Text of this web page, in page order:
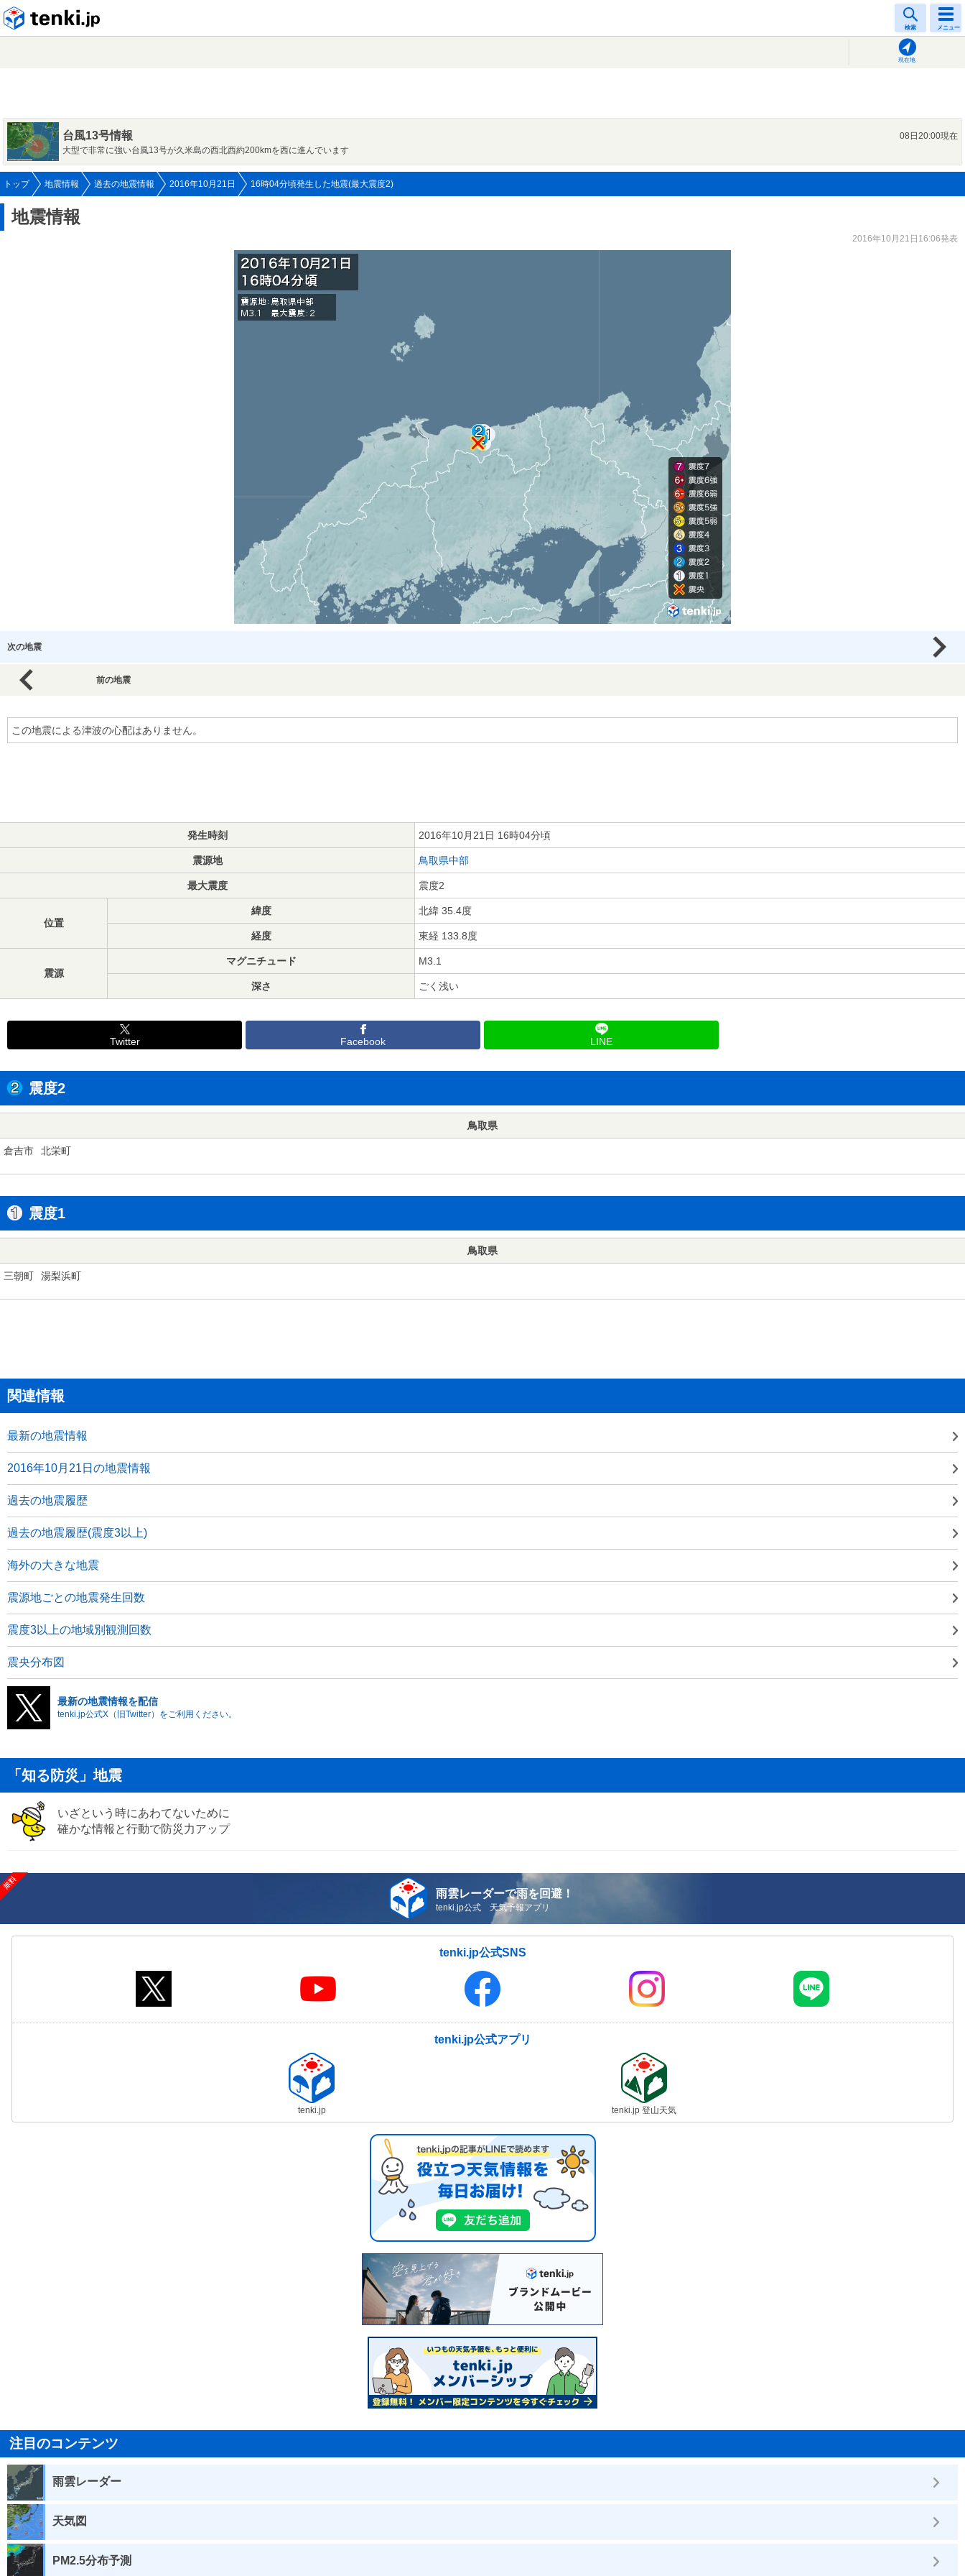
検索 メニュー
現在地
台風13号情報
08日20:00現在
大型で非常に強い台風13号が久米島の西北西約200kmを西に進んでいます
トップ 地震情報 過去の地震情報 2016年10月21日 16時04分頃発生した地震(最大震度2)
地震情報
2016年10月21日16:06発表
次の地震
前の地震
この地震による津波の心配はありません。
発生時刻 2016年10月21日 16時04分頃
震源地 鳥取県中部
最大震度 震度2
位置
緯度 北緯 35.4度
経度 東経 133.8度
震源
マグニチュード M3.1
深さ ごく浅い
Twitter Facebook LINE
震度2
鳥取県
倉吉市 北栄町
震度1
鳥取県
三朝町 湯梨浜町
関連情報
最新の地震情報
2016年10月21日の地震情報
過去の地震履歴
過去の地震履歴(震度3以上)
海外の大きな地震
震源地ごとの地震発生回数
震度3以上の地域別観測回数
震央分布図
最新の地震情報を配信
tenki.jp公式X（旧Twitter）をご利用ください。
「知る防災」地震
いざという時にあわてないために
確かな情報と行動で防災力アップ
雨雲レーダーで雨を回避！
tenki.jp公式 天気予報アプリ
tenki.jp公式SNS
tenki.jp公式アプリ
tenki.jp tenki.jp 登山天気
注目のコンテンツ
雨雲レーダー
天気図
PM2.5分布予測